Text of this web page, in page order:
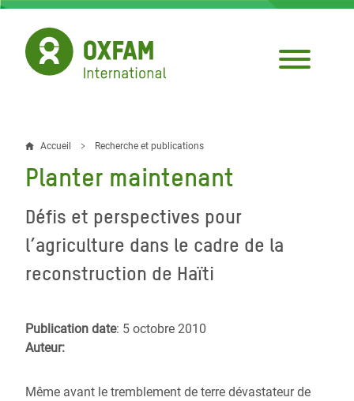
Aller
contenu
principal
Fil
d'Ariane
Accueil Recherche et publications
Planter maintenant
Défis et perspectives pour
l’agriculture dans le cadre de la
reconstruction de Haïti
Publication date: 5 octobre 2010
Auteur:
Même avant le tremblement de terre dévastateur de